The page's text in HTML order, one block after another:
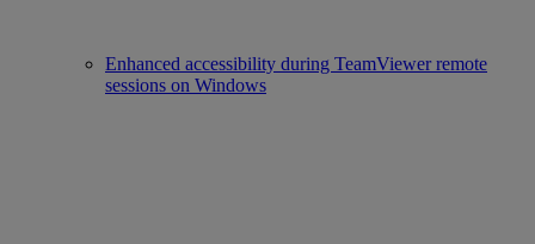
Enhanced accessibility during TeamViewer remote
sessions on Windows